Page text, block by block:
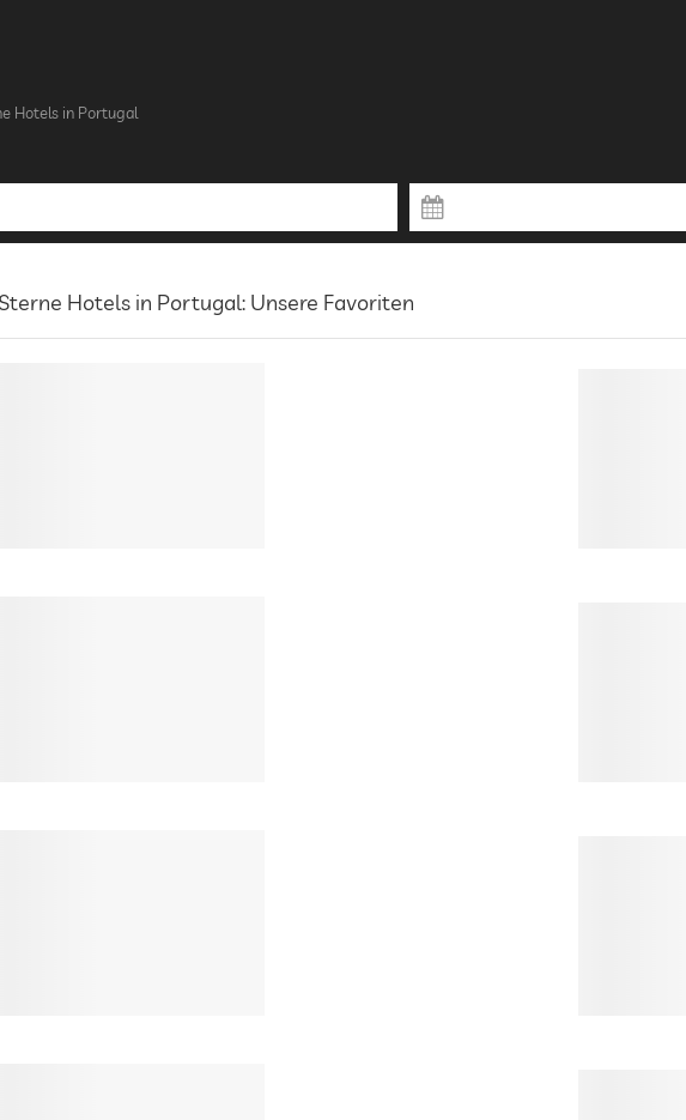
Hotels in Portugal
Hotels in Portugal: Unsere Favoriten